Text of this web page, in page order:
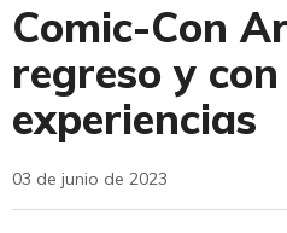
Comic-Con
regreso y
experiencias
03 de junio de 2023